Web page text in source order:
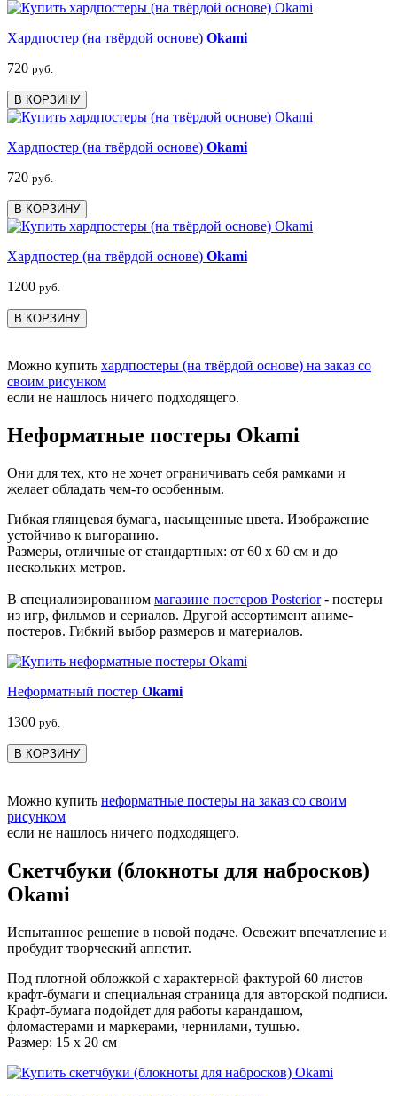
Хардпостер (на твёрдой основе) Okami
720 руб.
В КОРЗИНУ
Хардпостер (на твёрдой основе) Okami
720 руб.
В КОРЗИНУ
Хардпостер (на твёрдой основе) Okami
1200 руб.
В КОРЗИНУ
Можно купить хардпостеры (на твёрдой основе) на заказ со
своим рисунком
если не нашлось ничего подходящего.
Неформатные постеры Okami
Они для тех, кто не хочет ограничивать себя рамками и
желает обладать чем-то особенным.
Гибкая глянцевая бумага, насыщенные цвета. Изображение
устойчиво к выгоранию.
Размеры, отличные от стандартных: от 60 х 60 см и до
нескольких метров.
В специализированном магазине постеров Posterior- постеры
из игр, фильмов и сериалов. Другой ассортимент аниме-
постеров. Гибкий выбор размеров и материалов.
Неформатный постер Okami
1300 руб.
В КОРЗИНУ
Можно купить неформатные постеры на заказ со своим
рисунком
если не нашлось ничего подходящего.
Скетчбуки (блокноты для набросков)
Okami
Испытанное решение в новой подаче. Освежит впечатление и
пробудит творческий аппетит.
Под плотной обложкой с характерной фактурой 60 листов
крафт-бумаги и специальная страница для авторской подписи.
Крафт-бумага подойдет для работы карандашом,
фломастерами и маркерами, чернилами, тушью.
Размер: 15 х 20 см